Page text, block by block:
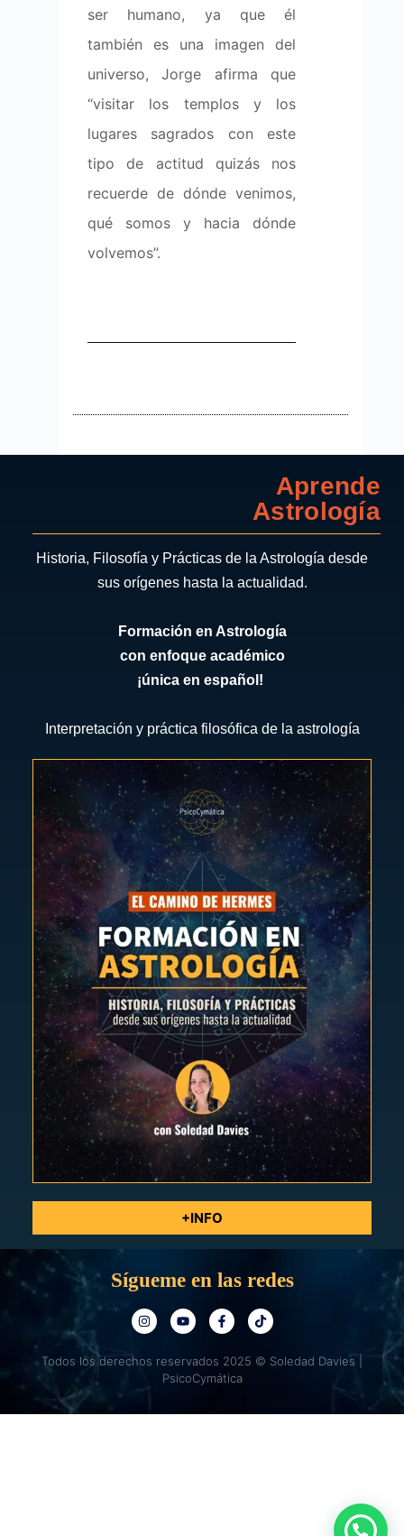
ser humano, ya que él
también es una imagen del
universo, Jorge afirma que
“visitar los templos y los
lugares sagrados con este
tipo de actitud quizás nos
recuerde de dónde venimos,
qué somos y hacia dónde
volvemos”.
Aprende
Astrología
Historia, Filosofía y Prácticas de la Astrología desde
sus orígenes hasta la actualidad.
Formación en Astrología
con enfoque académico
¡única en español!
Interpretación y práctica filosófica de la astrología
+INFO
Sígueme en las redes
Todos los derechos reservados 2025 © Soledad Davies |
PsicoCymática